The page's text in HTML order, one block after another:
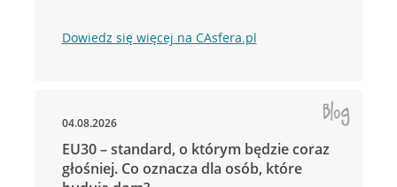
Dowiedz się więcej na CAsfera.pl
04.08.2026
EU30 – standard, o którym będzie coraz
głośniej. Co oznacza dla osób, które